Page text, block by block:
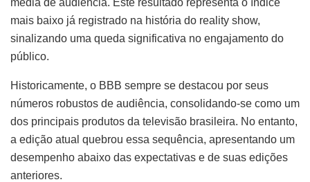
mais baixo já registrado na história do reality show,
sinalizando uma queda significativa no engajamento do
público.
Historicamente, o BBB sempre se destacou por seus
números robustos de audiência, consolidando-se como um
dos principais produtos da televisão brasileira. No entanto,
a edição atual quebrou essa sequência, apresentando um
desempenho abaixo das expectativas e de suas edições
anteriores.